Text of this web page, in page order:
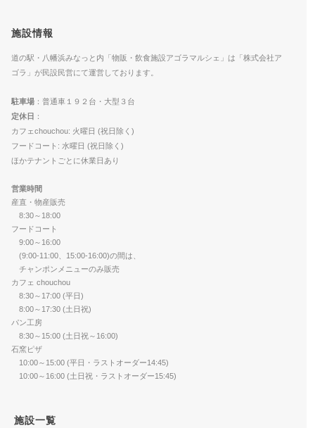
施設情報
道の駅・八幡浜みなっと内「物販・飲食施設アゴラマルシェ」は「株式会社ア
ゴラ」が民設民営にて運営しております。
駐車場 ：普通車１９２台・大型３台
定休日 ：
カフェchouchou: 火曜日 (祝日除く)
フードコート: 水曜日 (祝日除く)
ほかテナントごとに休業日あり
営業時間
産直・物産販売
8:30～18:00
フードコート
9:00～16:00
(9:00-11:00、15:00-16:00)の間は、
チャンポンメニューのみ販売
カフェ chouchou
8:30～17:00 (平日)
8:00～17:30 (土日祝)
パン工房
8:30～15:00 (土日祝～16:00)
石窯ピザ
10:00～15:00 (平日・ラストオーダー14:45)
10:00～16:00 (土日祝・ラストオーダー15:45)
施設一覧